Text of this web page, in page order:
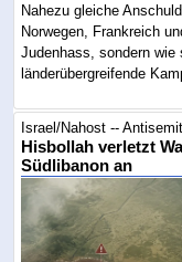
Nahezu gleiche
Norwegen, Frankreich
Judenhass, sondern
länderübergreifende
Israel/Nahost --
Hisbollah verletzt
Südlibanon an